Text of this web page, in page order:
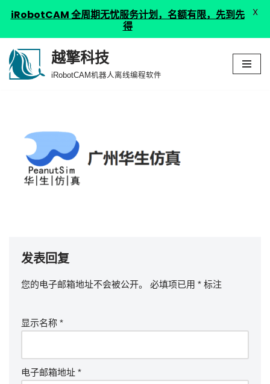
跳
越擎科技
iRobotCAM机器人离线编程软件
发表回复
您的电子邮箱地址不会被公开。 必填项已用 * 标注
显示名称 *
电子邮箱地址 *
iRobotCAM 全周期无忧服务计划，名额有限，先到先
得
X